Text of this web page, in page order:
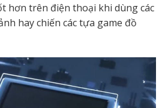
hơn trên điện thoại khi dùng các
hay chiến các tựa game đồ